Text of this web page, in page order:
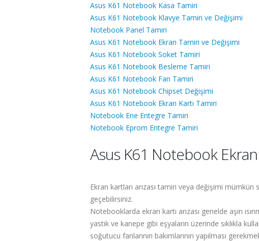
Asus K61 Notebook Kasa Tamiri
Asus K61 Notebook Klavye Tamiri ve Değişimi
Notebook Panel Tamiri
Asus K61 Notebook Ekran Tamiri ve Değişimi
Asus K61 Notebook Soket Tamiri
Asus K61 Notebook Besleme Tamiri
Asus K61 Notebook Fan Tamiri
Asus K61 Notebook Chipset Değişimi
Asus K61 Notebook Ekran Kartı Tamiri
Notebook Ene Entegre Tamiri
Notebook Eprom Entegre Tamiri
Asus K61 Notebook Ekran
Ekran kartları arızası tamiri veya değişimi
geçebilirsiniz.
Notebooklarda ekran kartı arızası genelde aşırı
yastık ve kanepe gibi eşyaların üzerinde sıklıkla
soğutucu fanlarının bakımlarının yapılması